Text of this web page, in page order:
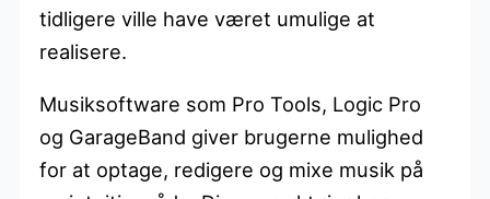
tidligere ville have været umulige at
realisere.
Musiksoftware som Pro Tools, Logic Pro
og GarageBand giver brugerne mulighed
for at optage, redigere og mixe musik på